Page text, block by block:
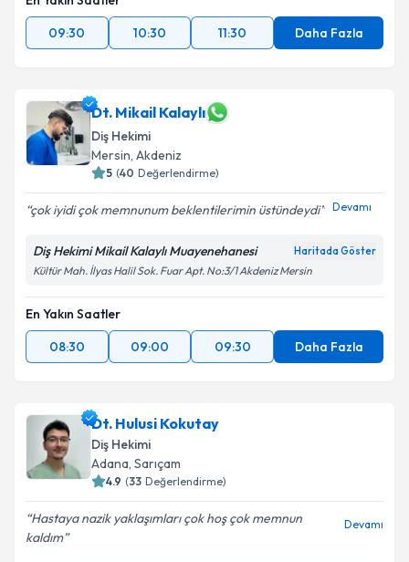
09:30
10:30 11:30 Daha Fazla
Dt. Mikail Kalaylı
Diş Hekimi
Mersin, Akdeniz
5 (40 Değerlendirme)
çok iyidi çok memnunum beklentilerimin üstündeydi Devamı
Diş Hekimi Mikail Kalaylı Muayenehanesi Haritada Göster
Kültür Mah. İlyas Halil Sok. Fuar Apt. No:3/1 Akdeniz Mersin
En Yakın Saatler
08:30
09:00 09:30 Daha Fazla
Dt. Hulusi Kokutay
Diş Hekimi
Adana, Sarıçam
4.9 (33 Değerlendirme)
Hastaya nazik yaklaşımları çok hoş çok memnun
kaldım
Devamı